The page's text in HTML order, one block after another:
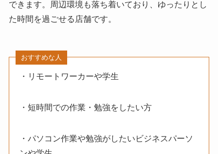
できます。周辺環境も落ち着いており、ゆったりとし
た時間を過ごせる店舗です。
おすすめな人
・リモートワーカーや学生
・短時間での作業・勉強をしたい方
・パソコン作業や勉強がしたいビジネスパーソ